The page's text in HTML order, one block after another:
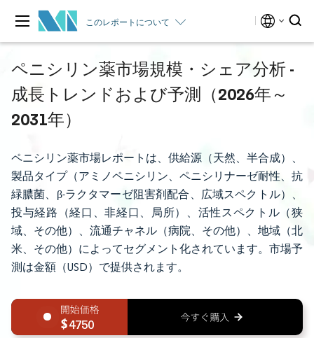
このレポートについて
ペニシリン薬市場規模・シェア分析 -
成長トレンドおよび予測（2026年～
2031年）
ペニシリン薬市場レポートは、供給源（天然、半合成）、
製品タイプ（アミノペニシリン、ペニシリナーゼ耐性、抗
緑膿菌、β-ラクタマーゼ阻害剤配合、広域スペクトル）、
投与経路（経口、非経口、局所）、活性スペクトル（狭
域、その他）、流通チャネル（病院、その他）、地域（北
米、その他）によってセグメント化されています。市場予
測は金額（USD）で提供されます。
4750